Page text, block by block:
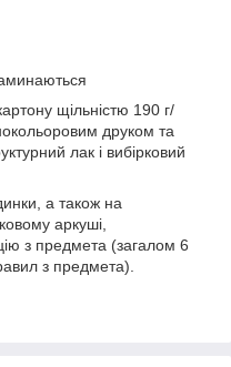
щільністю 190 г/
друком та
лак і вибірковий
а також на
аркуші,
з предмета (загалом 6
з предмета).